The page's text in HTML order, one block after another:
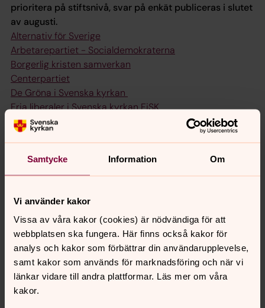
Samtycke Information Om
Vi använder kakor
Vissa av våra kakor (cookies) är nödvändiga för att
webbplatsen ska fungera. Här finns också kakor för
analys och kakor som förbättrar din användarupplevelse,
samt kakor som används för marknadsföring och när vi
länkar vidare till andra plattformar. Läs mer om våra
kakor.
prioritera på stiftsnivå, svar på enkät publiceras i slutet
av augusti.
Alternativ för Sverige
Arbetarepartiet - Socialdemokraterna
Borgerlig kristen samverkan
Centerpartiet
De Gröna i Svenska kyrkan
Fria liberaler i Svenska kyrkan FiSK
Frimodig kyrka
Himmel och Jord
Partipolitiskt obundna i Svenska kyrkan
Sverigedemokrater i Svenska kyrkan
Öppen kyrka - en kyrka för alla
Kyrkofullmäktige
Här kan du se vilka nomineringsgrupper som ställer upp
lokalt, till kyrkofullmäkte i pastorat och församling.
Nomineringsgrupper i valet till kyrkofullmäktige